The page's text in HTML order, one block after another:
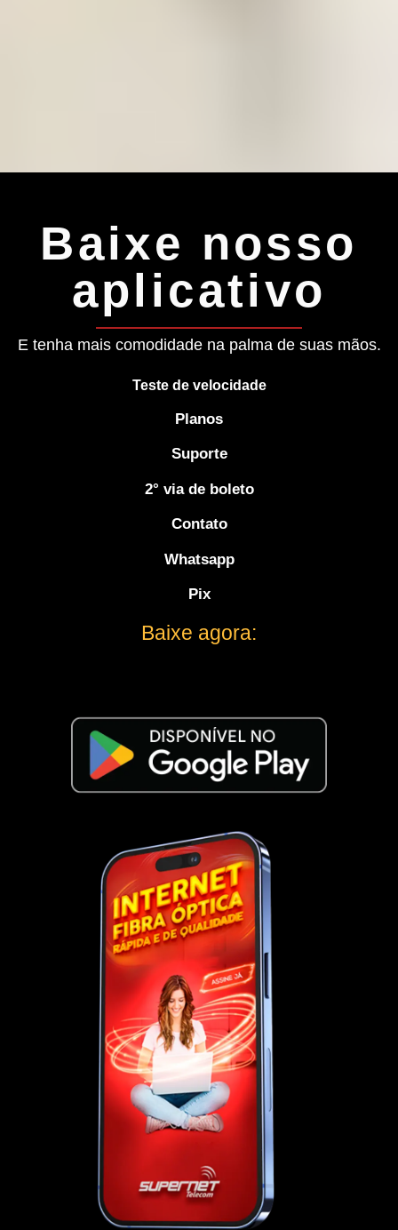
Baixe nosso
aplicativo
E tenha mais comodidade na palma de suas mãos.
Teste de velocidade
Planos
Suporte
2° via de boleto
Contato
Whatsapp
Pix
Baixe agora: